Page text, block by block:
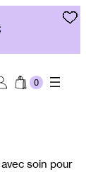
soin pour